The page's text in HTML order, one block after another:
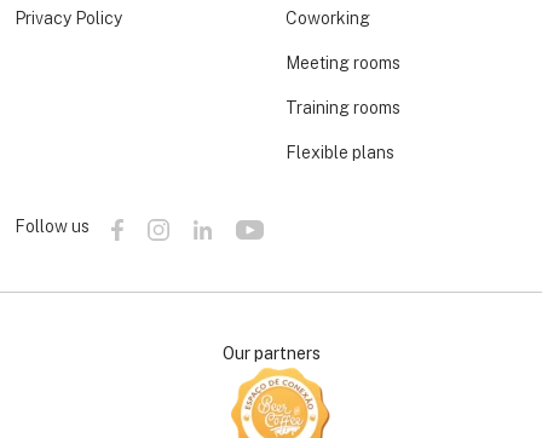
Privacy Policy Coworking
Meeting rooms
Training rooms
Flexible plans
Follow us
Our partners